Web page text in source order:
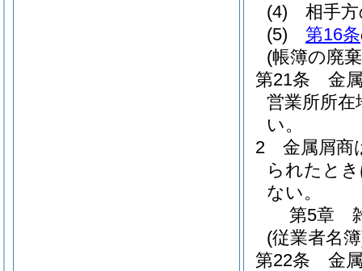
(4)
相手
(5)
第16条
(帳簿の廃
第21条
金
営業所所
い。
2
金属屑商
られたと
ない。
第5章
(従業者名
第22条
金